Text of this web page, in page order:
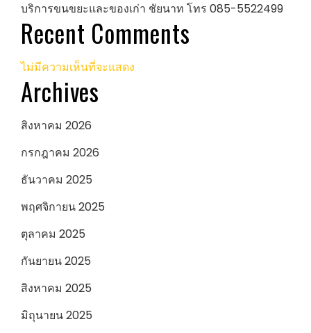
บริการขนขยะและของเก่า ชัยนาท โทร 085-5522499
Recent Comments
ไม่มีความเห็นที่จะแสดง
Archives
สิงหาคม 2026
กรกฎาคม 2026
ธันวาคม 2025
พฤศจิกายน 2025
ตุลาคม 2025
กันยายน 2025
สิงหาคม 2025
มิถุนายน 2025